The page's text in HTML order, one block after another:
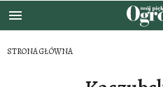
STRONA GŁÓWNA